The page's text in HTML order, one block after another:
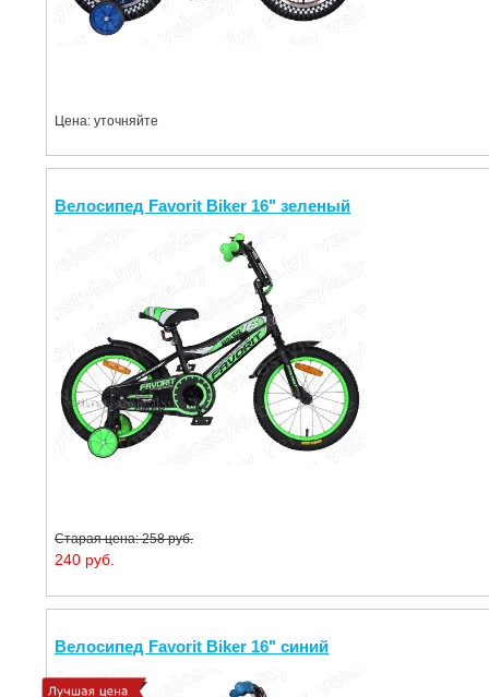
Цена: уточняйте
Велосипед Favorit Biker 16" зеленый
Старая цена: 258 руб.
240 руб.
Велосипед Favorit Biker 16" синий